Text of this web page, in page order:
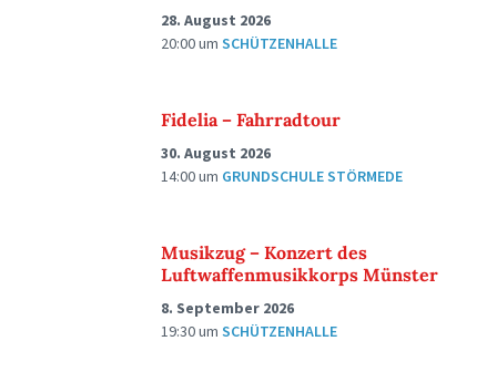
28. August 2026
20:00um SCHÜTZENHALLE
Fidelia – Fahrradtour
30. August 2026
14:00um GRUNDSCHULE STÖRMEDE
Musikzug – Konzert des
Luftwaffenmusikkorps Münster
8. September 2026
19:30um SCHÜTZENHALLE